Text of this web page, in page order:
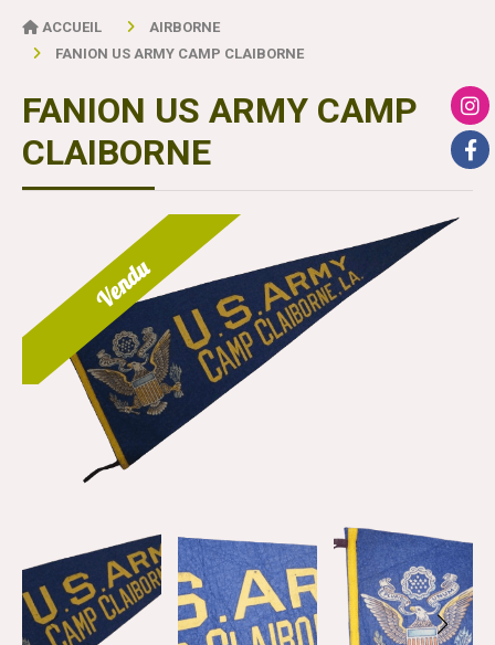
ACCUEIL
AIRBORNE
FANION US ARMY CAMP CLAIBORNE
FANION US ARMY CAMP
CLAIBORNE
Vendu